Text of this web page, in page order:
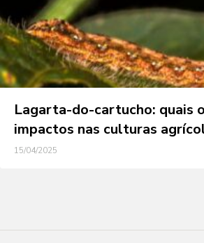
Lagarta-do-cartucho: quais
impactos nas culturas
15/04/2025